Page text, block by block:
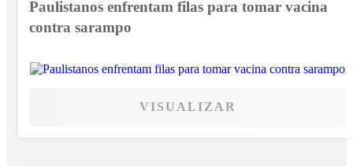
Paulistanos enfrentam filas para tomar vacina
contra sarampo
VISUALIZAR